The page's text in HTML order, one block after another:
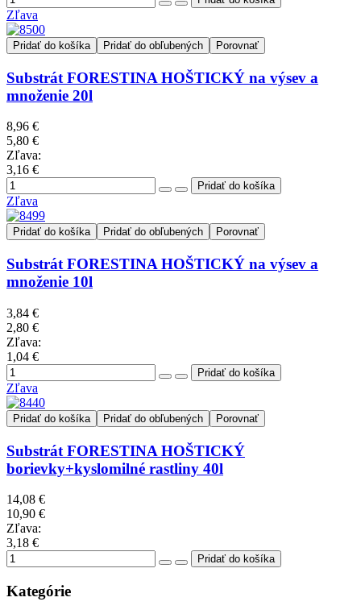
Zľava
Pridať do košíka Pridať do obľubených Porovnať
Substrát FORESTINA HOŠTICKÝ na výsev a
množenie 20l
8,96 €
5,80 €
Zľava:
3,16 €
Zľava
Pridať do košíka Pridať do obľubených Porovnať
Substrát FORESTINA HOŠTICKÝ na výsev a
množenie 10l
3,84 €
2,80 €
Zľava:
1,04 €
Zľava
Pridať do košíka Pridať do obľubených Porovnať
Substrát FORESTINA HOŠTICKÝ
borievky+kyslomilné rastliny 40l
14,08 €
10,90 €
Zľava:
3,18 €
Kategórie